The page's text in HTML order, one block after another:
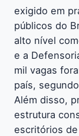
exigido em
públicos do
alto nível
e a
mil vagas
país,
Além disso,
estrutura
escritórios